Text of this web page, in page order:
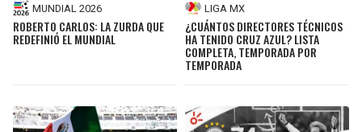
COPA SUDAMERICANA
OTRAS LIGAS
BENGALS
STEELERS
BUCKS
HORNETS
MUNDIAL 2026
ROBERTO CARLOS: LA ZURDA QUE
REDEFINIÓ EL MUNDIAL
LIGA MX
¿CUÁNTOS DIRECTORES TÉCNICOS
HA TENIDO CRUZ AZUL? LISTA
COMPLETA, TEMPORADA POR
TEMPORADA